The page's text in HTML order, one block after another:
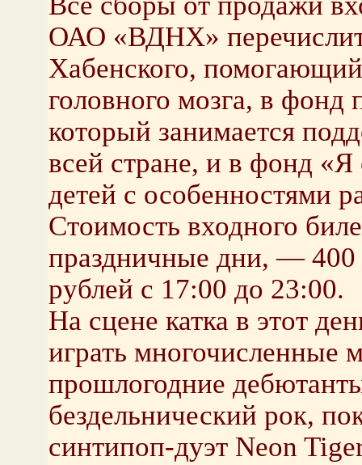
ОАО «ВДНХ»
Хабенского,
головного мозга, в
который занимается
всей стране, и в фонд
детей с особенностями
Стоимость входного
праздничные дни, — 400
рублей с 17:00 до 23:00.
На сцене катка в этот
играть многочисленные
прошлогодние
бездельнический рок,
синтипоп-дуэт Neon